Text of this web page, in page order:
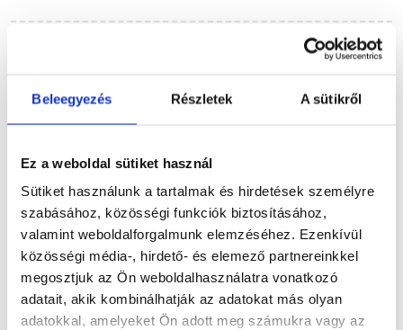
Beleegyezés Részletek A sütikről
Ez a weboldal sütiket használ
Sütiket használunk a tartalmak és hirdetések személyre
szabásához, közösségi funkciók biztosításához,
valamint weboldalforgalmunk elemzéséhez. Ezenkívül
közösségi média-, hirdető- és elemező partnereinkkel
megosztjuk az Ön weboldalhasználatra vonatkozó
adatait, akik kombinálhatják az adatokat más olyan
adatokkal, amelyeket Ön adott meg számukra vagy az
Részletes leírás
Termékinformáció